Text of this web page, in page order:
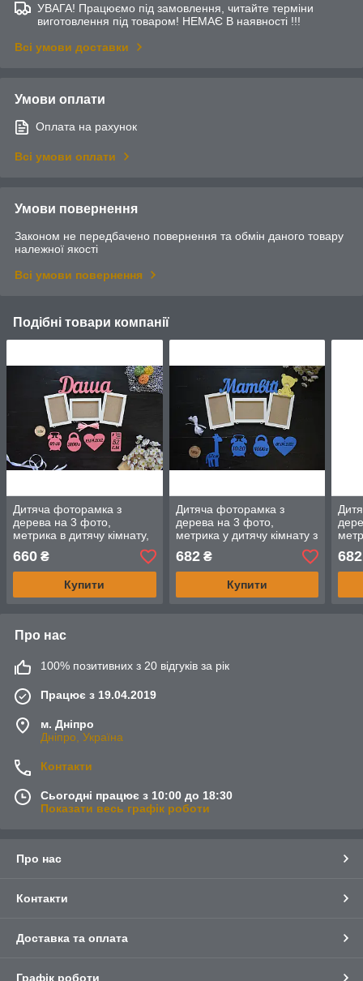
УВАГА! Працюємо під замовлення, читайте терміни
виготовлення під товаром! НЕМАЄ В наявності !!!
Всі умови доставки
Умови оплати
Оплата на рахунок
Всі умови оплати
Умови повернення
Законом не передбачено повернення та обмін даного товару
належної якості
Всі умови повернення
Подібні товари компанії
Дитяча фоторамка з
дерева на 3 фото,
метрика в дитячу кімнату,
фоторамка з даними.
Даша (будь-яке ім'я)
660 ₴
Купити
Дитяча фоторамка з
дерева на 3 фото,
метрика у дитячу кімнату з
ведмедиком та даними.
Матвій (будь-яке ім'я)
682₴
Купити
682
Про нас
100% позитивних з 20 відгуків за рік
Працює з 19.04.2019
м. Дніпро
Дніпро, Україна
Контакти
Сьогодні працює з 10:00 до 18:30
Показати весь графік роботи
Про нас
Контакти
Доставка та оплата
Графік роботи